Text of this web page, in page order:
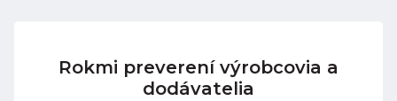
Rokmi preverení výrobcovia a
dodávatelia